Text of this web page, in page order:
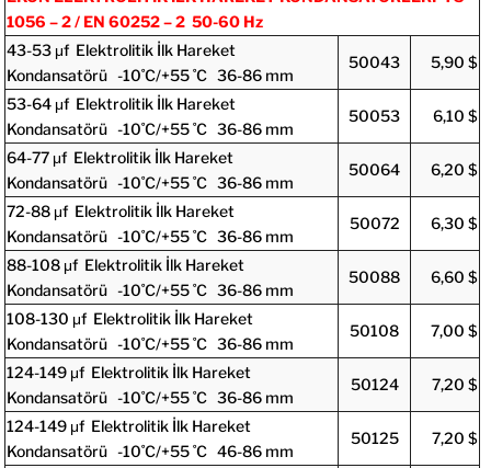
1056 – 2 / EN 60252 – 2 50-60 Hz
43-53 μf Elektrolitik İlk Hareket
Kondansatörü -10˚C/+55 ˚C 36-86 mm
50043 5,90 $
53-64 μf Elektrolitik İlk Hareket
Kondansatörü -10˚C/+55 ˚C 36-86 mm
50053 6,10 $
64-77 μf Elektrolitik İlk Hareket
Kondansatörü -10˚C/+55 ˚C 36-86 mm
50064 6,20 $
72-88 μf Elektrolitik İlk Hareket
Kondansatörü -10˚C/+55 ˚C 36-86 mm
50072 6,30 $
88-108 μf Elektrolitik İlk Hareket
Kondansatörü -10˚C/+55 ˚C 36-86 mm
50088 6,60 $
108-130 μf Elektrolitik İlk Hareket
Kondansatörü -10˚C/+55 ˚C 36-86 mm
50108 7,00 $
124-149 μf Elektrolitik İlk Hareket
Kondansatörü -10˚C/+55 ˚C 36-86 mm
50124 7,20 $
124-149 μf Elektrolitik İlk Hareket
Kondansatörü -10˚C/+55 ˚C 46-86 mm
50125 7,20 $